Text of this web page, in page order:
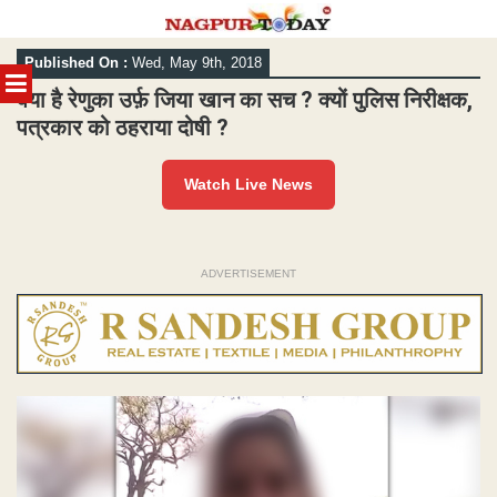
MENU
Skip
to
content
Published On : Wed, May 9th, 2018
क्या है रेणुका उर्फ़ जिया खान का सच ? क्यों पुलिस निरीक्षक,
पत्रकार को ठहराया दोषी ?
Watch Live News
ADVERTISEMENT